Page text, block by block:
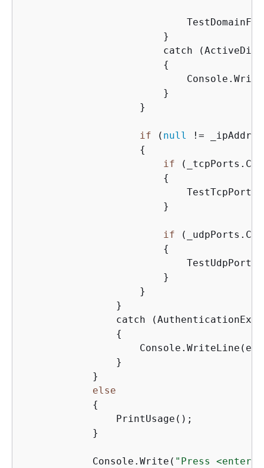
                        }
catch
{
                        }
                    }
if ( null
!= _ipAddr)
{
if
{
                        }
if
{
                        }
                    }
                }
catch
{
                }
            }
else
{
                PrintUsage();
            }
            Console.Write(
"Press